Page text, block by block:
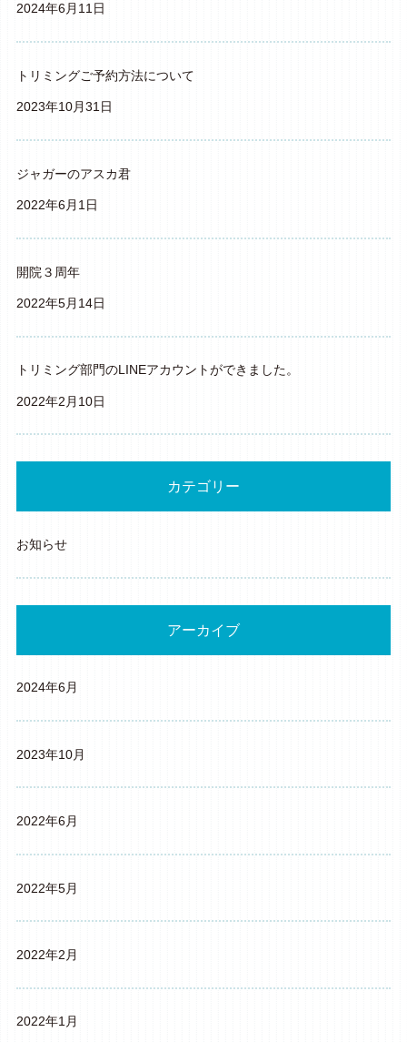
2024年6月11日
トリミングご予約方法について
2023年10月31日
ジャガーのアスカ君
2022年6月1日
開院３周年
2022年5月14日
トリミング部門のLINEアカウントができました。
2022年2月10日
カテゴリー
お知らせ
アーカイブ
2024年6月
2023年10月
2022年6月
2022年5月
2022年2月
2022年1月